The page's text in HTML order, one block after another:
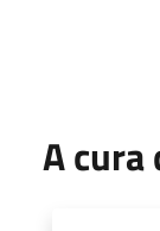
A cura